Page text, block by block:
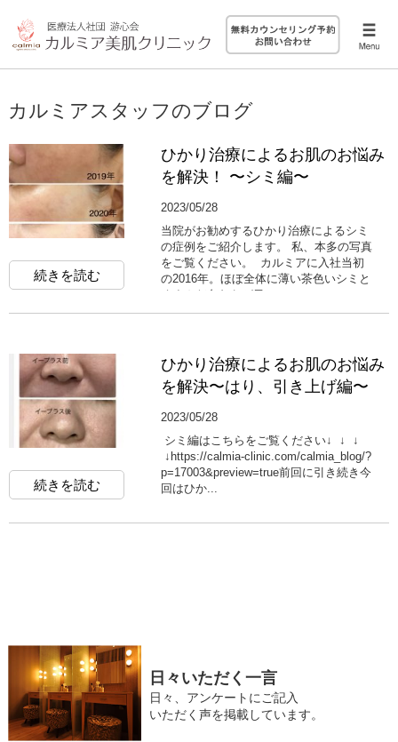
カルミアスタッフのブログ
続きを読む
ひかり治療によるお肌のお悩み
を解決！ 〜シミ編〜
2023/05/28
当院がお勧めするひかり治療によるシミ
の症例をご紹介します。 私、本多の写真
をご覧ください。 カルミアに入社当初
の2016年。ほぼ全体に薄い茶色いシミと
くすんだ色むらが目...
続きを読む
ひかり治療によるお肌のお悩み
を解決〜はり、引き上げ編〜
2023/05/28
シミ編はこちらをご覧ください↓ ↓ ↓
↓https://calmia-clinic.com/calmia_blog/?
p=17003&preview=true前回に引き続き今
回はひか...
日々いただく一言
日々、アンケートにご記入
いただく声を掲載しています。